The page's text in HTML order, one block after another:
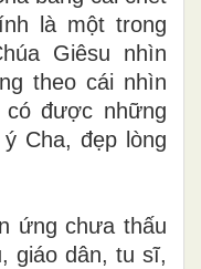
là một trong
Giêsu nhìn
theo cái nhìn
được những
Cha, đẹp lòng
ứng chưa thấu
giáo dân, tu sĩ,